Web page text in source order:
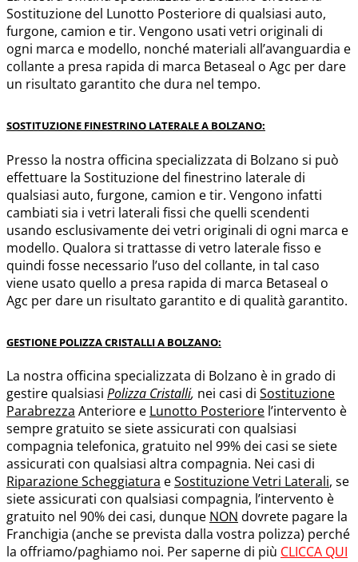
Sostituzione del Lunotto Posteriore di qualsiasi auto,
furgone, camion e tir. Vengono usati vetri originali di
ogni marca e modello, nonché materiali all’avanguardia e
collante a presa rapida di marca Betaseal o Agc per dare
un risultato garantito che dura nel tempo.
SOSTITUZIONE FINESTRINO LATERALE A BOLZANO:
Presso la nostra officina specializzata di Bolzano si può
effettuare la Sostituzione del finestrino laterale di
qualsiasi auto, furgone, camion e tir. Vengono infatti
cambiati sia i vetri laterali fissi che quelli scendenti
usando esclusivamente dei vetri originali di ogni marca e
modello. Qualora si trattasse di vetro laterale fisso e
quindi fosse necessario l’uso del collante, in tal caso
viene usato quello a presa rapida di marca Betaseal o
Agc per dare un risultato garantito e di qualità garantito.
GESTIONE POLIZZA CRISTALLI A BOLZANO:
La nostra officina specializzata di Bolzano è in grado di
gestire qualsiasi Polizza Cristalli, nei casi di Sostituzione
Parabrezza Anteriore e Lunotto Posteriore l’intervento è
sempre gratuito se siete assicurati con qualsiasi
compagnia telefonica, gratuito nel 99% dei casi se siete
assicurati con qualsiasi altra compagnia. Nei casi di
Riparazione Scheggiatura eSostituzione Vetri Laterali, se
siete assicurati con qualsiasi compagnia, l’intervento è
gratuito nel 90% dei casi, dunque NON dovrete pagare la
Franchigia (anche se prevista dalla vostra polizza) perché
la offriamo/paghiamo noi. Per saperne di più CLICCA QUI